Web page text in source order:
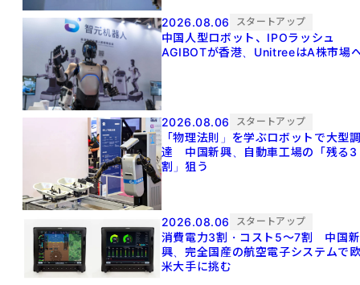
2026.08.06 スタートアップ
中国人型ロボット、IPOラッシュ
AGIBOTが香港、UnitreeはA株市場
2026.08.06 スタートアップ
「物理法則」を学ぶロボットで大型
達 中国新興、自動車工場の「残る3
割」狙う
2026.08.06 スタートアップ
消費電力3割・コスト5〜7割 中国新
興、完全国産の航空電子システムで
米大手に挑む